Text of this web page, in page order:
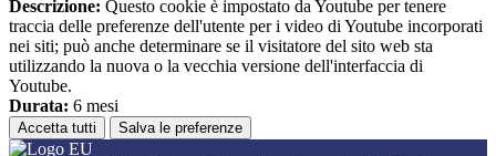
Descrizione: Questo cookie è impostato da Youtube per tenere
traccia delle preferenze dell'utente per i video di Youtube incorporati
nei siti; può anche determinare se il visitatore del sito web sta
utilizzando la nuova o la vecchia versione dell'interfaccia di
Youtube.
Durata: 6 mesi
Accetta tutti Salva le preferenze